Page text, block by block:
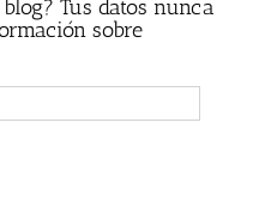
Tus datos nunca
sobre